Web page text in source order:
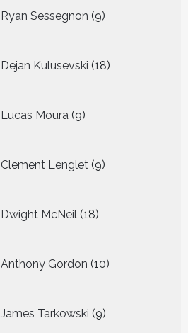
Ryan Sessegnon 9
producten
Dejan Kulusevski 18
producten
Lucas Moura 9
producten
Clement Lenglet 9
producten
Dwight McNeil 18
producten
Anthony Gordon 10
producten
James Tarkowski 9
producten